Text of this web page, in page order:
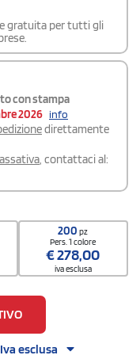
gratuita per tutti gli
con stampa
2026 info
direttamente
, contattaci al:
200pz
Pers. 1 colore
€278,00
iva esclusa
Iva esclusa